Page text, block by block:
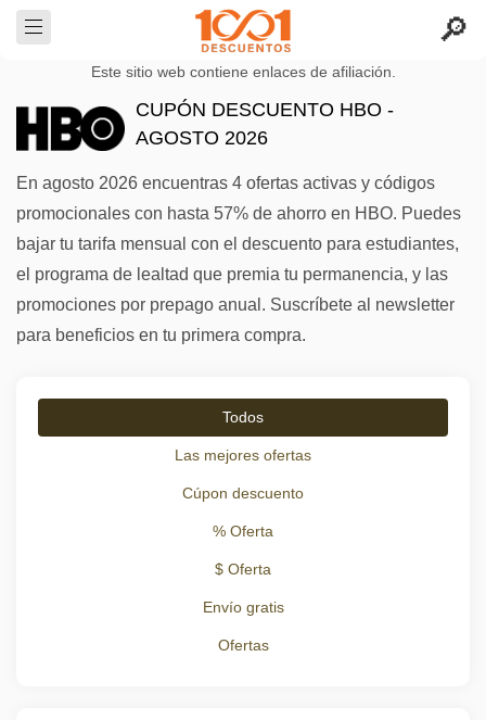
Este sitio web contiene enlaces de afiliación.
CUPÓN DESCUENTO HBO -
AGOSTO 2026
En agosto 2026 encuentras 4 ofertas activas y códigos
promocionales con hasta 57% de ahorro en HBO. Puedes
bajar tu tarifa mensual con el descuento para estudiantes,
el programa de lealtad que premia tu permanencia, y las
promociones por prepago anual. Suscríbete al newsletter
para beneficios en tu primera compra.
Todos
Las mejores ofertas
Cúpon descuento
% Oferta
$ Oferta
Envío gratis
Ofertas